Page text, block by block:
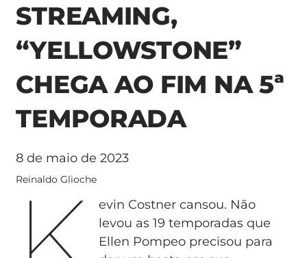
STREAMING,
“YELLOWSTONE”
CHEGA AO FIM NA 5ª
TEMPORADA
8 de maio de 2023
Reinaldo Glioche
evin Costner cansou. Não
levou as 19 temporadas que
Ellen Pompeo precisou para